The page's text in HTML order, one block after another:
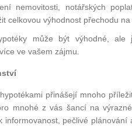
nemovitosti, notářských
celkovou výhodnost přechodu
může být výhodné,
ve vašem zájmu.
přinášejí mnoho
mnohé z vás šancí na
informovanost, pečlivé